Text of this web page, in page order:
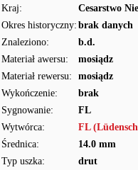
Kraj:
Cesarstwo
Okres historyczny: brak danych
Znaleziono:
b.d.
Materiał awersu:
mosiądz
Materiał rewersu:
mosiądz
Wykończenie:
brak
Sygnowanie:
FL
Wytwórca:
FL
Średnica:
14.0 mm
Typ uszka:
drut